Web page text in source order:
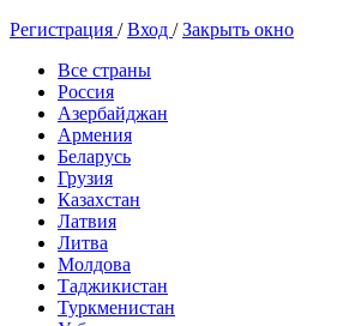
Регистрация /Вход /Закрыть окно
Все страны
Россия
Азербайджан
Армения
Беларусь
Грузия
Казахстан
Латвия
Литва
Молдова
Таджикистан
Туркменистан